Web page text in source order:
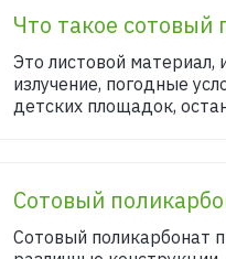
Что такое сотовый
Это листовой
излучение, погодные
детских площадок,
Сотовый
Сотовый поликарбонат